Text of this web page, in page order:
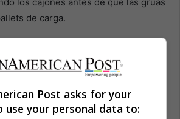
de carga.
un clima en el que el patrimonio
peleas diplomáticas. Las catedrales
a elevados seguros; el Instituto
de México aceleró permisos de
atascarse en la burocracia. El
Post asks for your
use your personal data to: